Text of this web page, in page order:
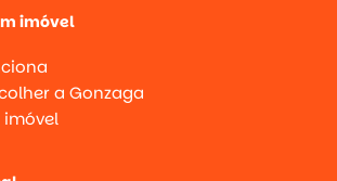
imóvel
a Gonzaga